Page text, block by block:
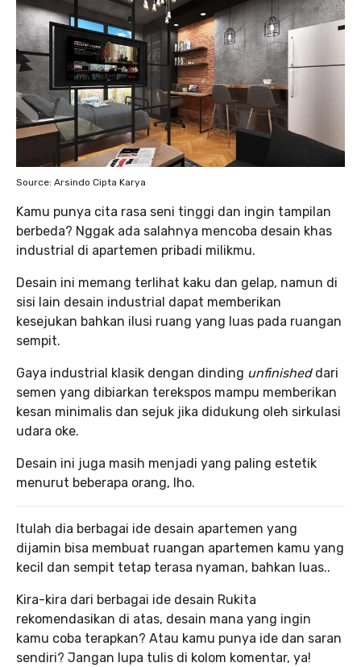
Source: Arsindo Cipta Karya
Kamu punya cita rasa seni tinggi dan ingin tampilan
berbeda? Nggak ada salahnya mencoba desain khas
industrial di apartemen pribadi milikmu.
Desain ini memang terlihat kaku dan gelap, namun di
sisi lain desain industrial dapat memberikan
kesejukan bahkan ilusi ruang yang luas pada ruangan
sempit.
Gaya industrial klasik dengan dinding unfinisheddari
semen yang dibiarkan terekspos mampu memberikan
kesan minimalis dan sejuk jika didukung oleh sirkulasi
udara oke.
Desain ini juga masih menjadi yang paling estetik
menurut beberapa orang, lho.
Itulah dia berbagai ide desain apartemen yang
dijamin bisa membuat ruangan apartemen kamu yang
kecil dan sempit tetap terasa nyaman, bahkan luas..
Kira-kira dari berbagai ide desain Rukita
rekomendasikan di atas, desain mana yang ingin
kamu coba terapkan? Atau kamu punya ide dan saran
sendiri? Jangan lupa tulis di kolom komentar, ya!